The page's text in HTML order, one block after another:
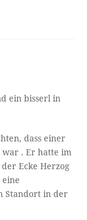
ein bisserl in
dass einer
. Er hatte im
Ecke Herzog
eine
Standort in der